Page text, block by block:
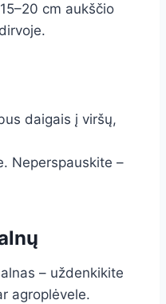
cm aukščio
daigais į viršų,
Neperspauskite –
– uždenkikite
agroplėvele.